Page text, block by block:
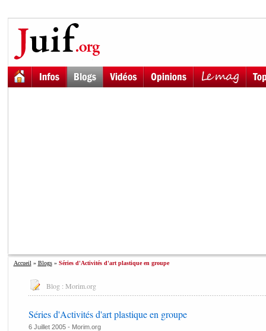
Accueil » Blogs» Séries d'Activités d'art plastique en groupe
Blog : Morim.org
Séries d'Activités d'art plastique en groupe
6 Juillet 2005 - Morim.org